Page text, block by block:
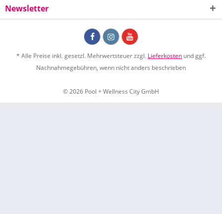
Newsletter
* Alle Preise inkl. gesetzl. Mehrwertsteuer zzgl. Lieferkosten und ggf.
Nachnahmegebühren, wenn nicht anders beschrieben
© 2026 Pool + Wellness City GmbH